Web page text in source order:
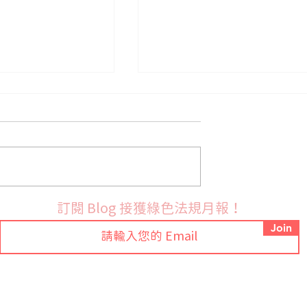
規面臨重大更
氣體配額不再免
全球對氟氫化合物 HFCs 的
制
訂閱 Blog 接獲綠色法規月報！
Join